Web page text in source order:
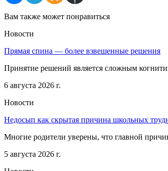
Вам также может понравиться
Новости
Прямая спина — более взвешенные решения
Принятие решений является сложным
6 августа 2026 г.
Новости
Недосып как скрытая причина школьных
Многие родители уверены, что главной
5 августа 2026 г.